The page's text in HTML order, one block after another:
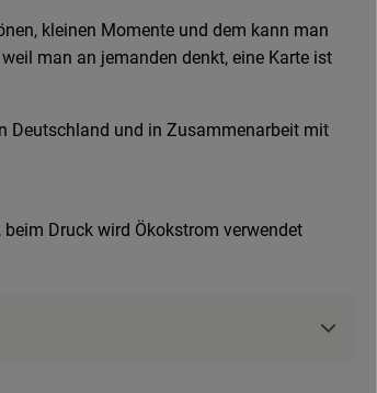
kleinen Momente und dem kann man
man an jemanden denkt, eine Karte ist
Deutschland und in Zusammenarbeit mit
Druck wird Ökokstrom verwendet